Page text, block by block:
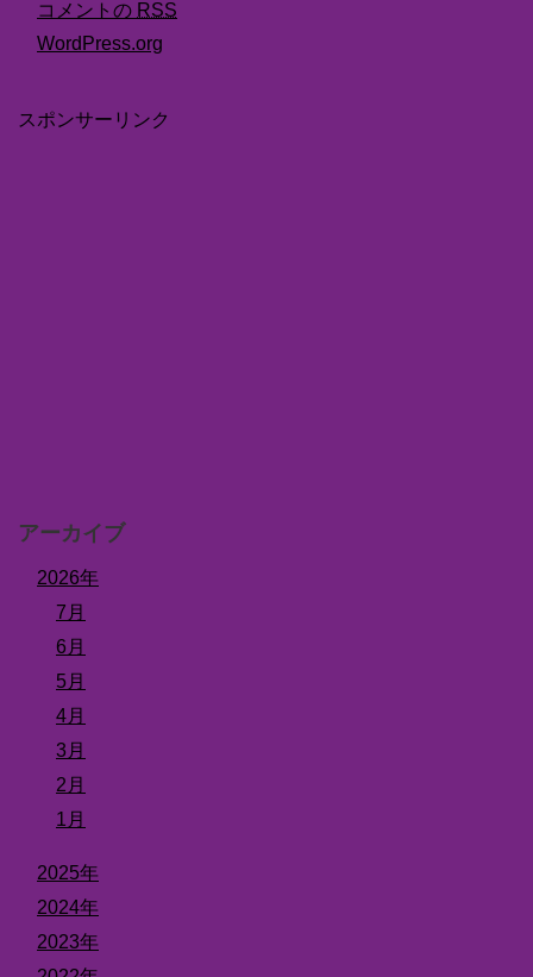
コメントの RSS
WordPress.org
スポンサーリンク
アーカイブ
2026年
7月
6月
5月
4月
3月
2月
1月
2025年
2024年
2023年